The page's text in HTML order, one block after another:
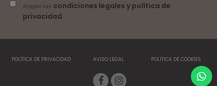
Acepto las condiciones legales y política de
privacidad
POLÍTICA DE PRIVACIDAD AVISO LEGAL POLITICA DE COOKIES